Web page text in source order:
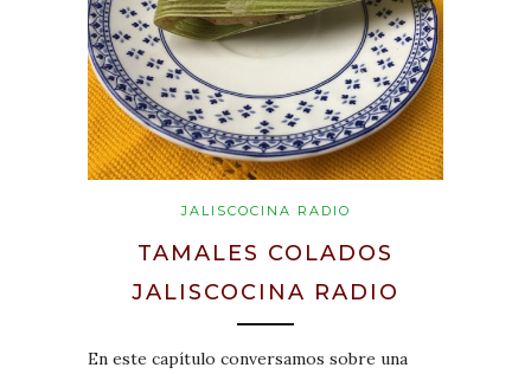
JALISCOCINA RADIO
TAMALES COLADOS
JALISCOCINA RADIO
En este capítulo conversamos sobre una